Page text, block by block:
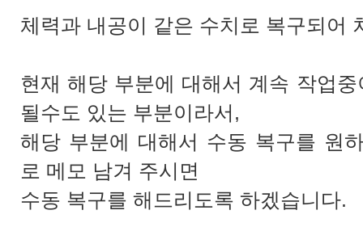
체력과 내공이 같은 수치로 복구되어
현재 해당 부분에 대해서 계속 작업
될수도 있는 부분이라서,
해당 부분에 대해서 수동 복구를 원
로 메모 남겨 주시면
수동 복구를 해드리도록 하겠습니다.